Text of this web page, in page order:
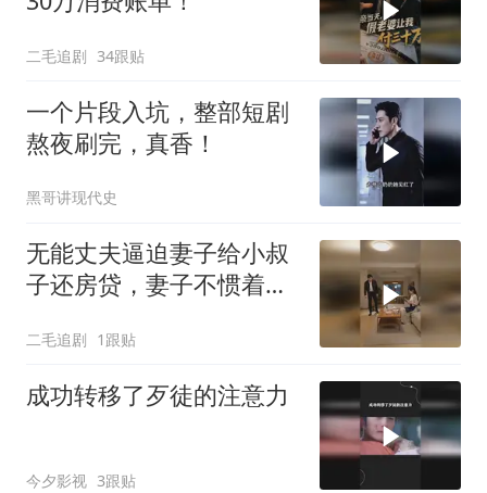
二毛追剧 34跟贴
一个片段入坑，整部短剧
熬夜刷完，真香！
黑哥讲现代史
无能丈夫逼迫妻子给小叔
子还房贷，妻子不惯着他
二毛追剧 1跟贴
成功转移了歹徒的注意力
今夕影视 3跟贴